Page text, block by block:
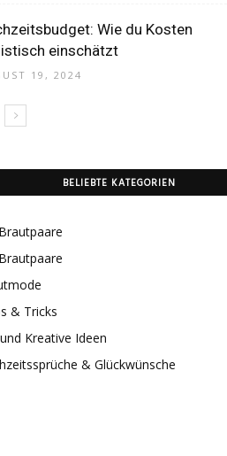
Wie du Kosten
einschätzt
19, 2024
BELIEBTE KATEGORIEN
& Tricks
Kreative Ideen
& Glückwünsche